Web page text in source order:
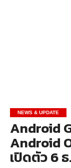
NEWS & UPDATE
Android
Android
เปิดตัว 6